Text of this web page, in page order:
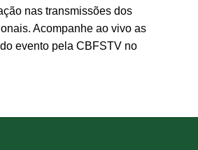
nas transmissões dos
Acompanhe ao vivo as
evento pela CBFSTV no